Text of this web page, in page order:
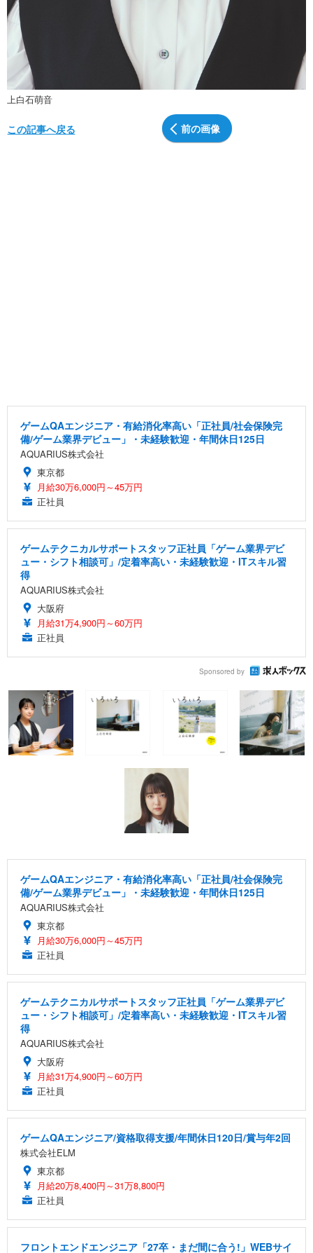
上白石萌音
前の画像
この記事へ戻る
ゲームQAエンジニア・有給消化率高い「正社員/社会保険完
備/ゲーム業界デビュー」・未経験歓迎・年間休日125日
AQUARIUS株式会社
東京都
月給30万6,000円～45万円
正社員
ゲームテクニカルサポートスタッフ正社員「ゲーム業界デビ
ュー・シフト相談可」/定着率高い・未経験歓迎・ITスキル習
得
AQUARIUS株式会社
大阪府
月給31万4,900円～60万円
正社員
Sponsored by
ゲームQAエンジニア・有給消化率高い「正社員/社会保険完
備/ゲーム業界デビュー」・未経験歓迎・年間休日125日
AQUARIUS株式会社
東京都
月給30万6,000円～45万円
正社員
ゲームテクニカルサポートスタッフ正社員「ゲーム業界デビ
ュー・シフト相談可」/定着率高い・未経験歓迎・ITスキル習
得
AQUARIUS株式会社
大阪府
月給31万4,900円～60万円
正社員
ゲームQAエンジニア/資格取得支援/年間休日120日/賞与年2回
株式会社ELM
東京都
月給20万8,400円～31万8,800円
正社員
フロントエンドエンジニア「27卒・まだ間に合う!」WEBサイ